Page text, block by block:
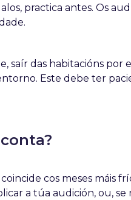
practica antes. Os
saír das habitacións por
Este debe ter
cos meses máis
a túa audición, ou,